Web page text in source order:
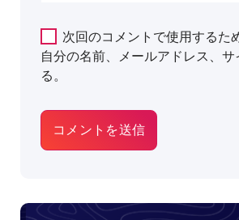
次回のコメントで使用するた
自分の名前、メールアドレス、
る。